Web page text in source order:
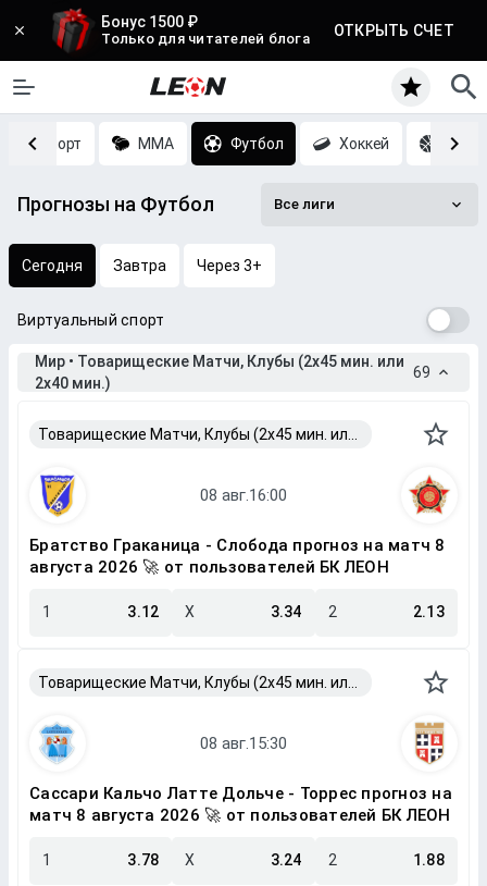
Бонус 1500 ₽
Только для читателей блога ОТКРЫТЬ СЧЕТ
MMA Футбол Хоккей
Прогнозы на Футбол Все лиги
Сегодня Завтра Через 3+
Виртуальный спорт
Мир • Товарищеские Матчи, Клубы (2x45 мин. или
2x40 мин.)
69
Братство Граканица - Слобода прогноз на матч 8
августа 2026 🚀 от пользователей БК ЛЕОН
1 3.12 X 3.34 2 2.13
Сассари Кальчо Латте Дольче - Торрес прогноз на
матч 8 августа 2026 🚀 от пользователей БК ЛЕОН
1 3.78 X 3.24 2 1.88